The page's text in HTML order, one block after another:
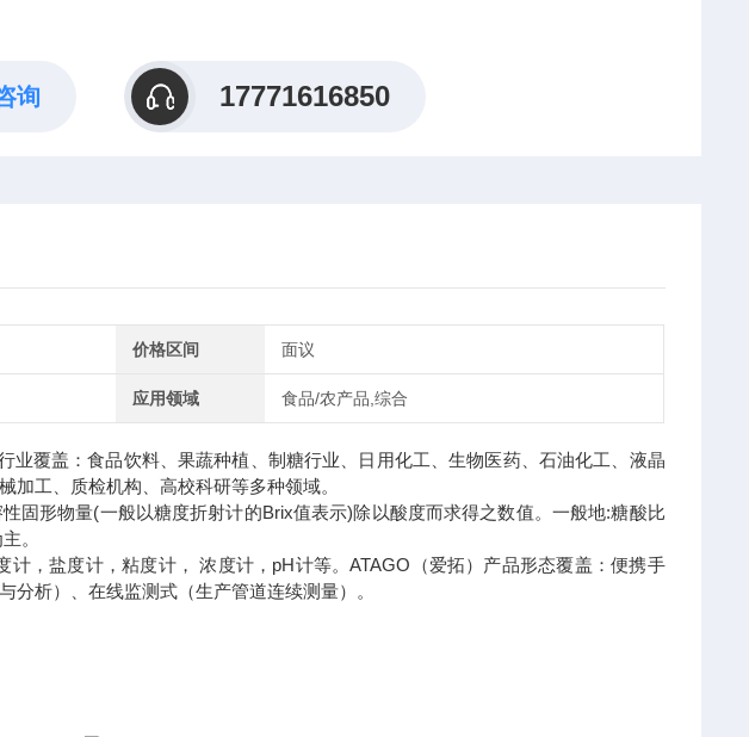
询 17771616850
价格区间 面议
应用领域 食品/农产品,综合
业覆盖：食品饮料、果蔬种植、制糖行业、日用化工、生物医药、石油化工、液晶
加工、质检机构、高校科研等多种领域。
固形物量(一般以糖度折射计的Brix值表示)除以酸度而求得之数值。一般地:糖酸比
。
，盐度计，粘度计， 浓度计，pH计等。ATAGO（爱拓）产品形态覆盖：便携手
析）、在线监测式（生产管道连续测量）。